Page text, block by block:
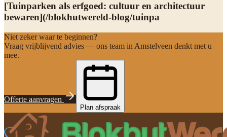
[Tuinparken als erfgoed: cultuur en architectuur
bewaren](/blokhutwereld-blog/tuinpa
Niet zeker waar te beginnen?
Vraag vrijblijvend advies — ons team in Amstelveen denkt met u
mee.
Offerte aanvragen
Plan afspraak